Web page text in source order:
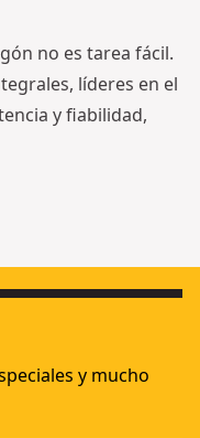
no es tarea fácil.
líderes en el
y fiabilidad,
y mucho